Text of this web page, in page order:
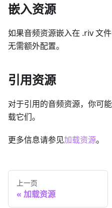
嵌入资源
如果音频资源嵌入在 .riv 文
无需额外配置。
引用资源
对于引用的音频资源，你可
载它们。
更多信息请参见加载资源。
上一页
加载资源